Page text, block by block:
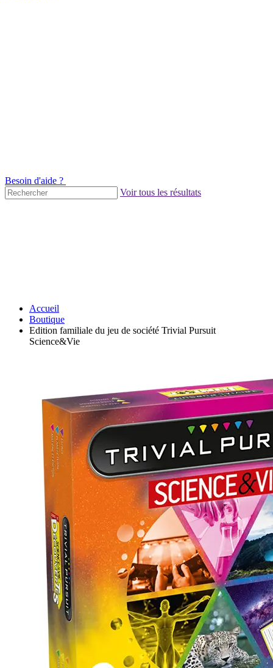
Besoin d'aide ?
Voir tous les résultats
Accueil
Boutique
Edition familiale du jeu de société Trivial Pursuit
Science&Vie